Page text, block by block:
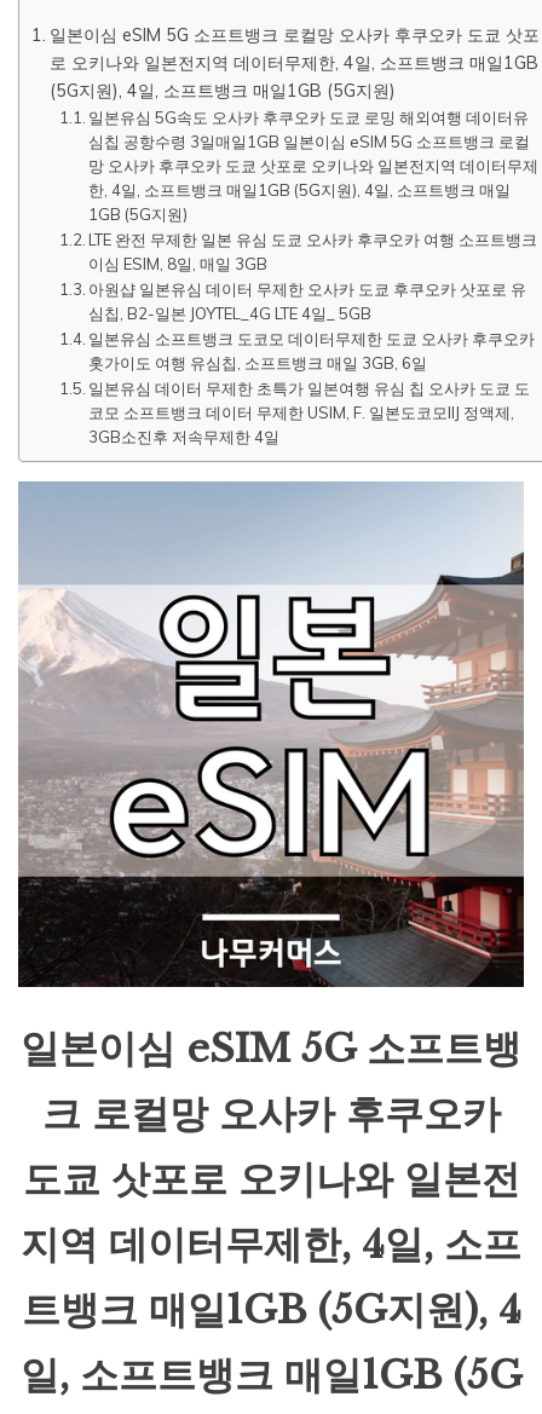
일본이심 eSIM 5G 소프트뱅크 로컬망 오사카 후쿠오카 도쿄 삿포
로 오키나와 일본전지역 데이터무제한, 4일, 소프트뱅크 매일1GB
(5G지원), 4일, 소프트뱅크 매일1GB (5G지원)
일본유심 5G속도 오사카 후쿠오카 도쿄 로밍 해외여행 데이터유
심칩 공항수령 3일매일1GB 일본이심 eSIM 5G 소프트뱅크 로컬
망 오사카 후쿠오카 도쿄 삿포로 오키나와 일본전지역 데이터무제
한, 4일, 소프트뱅크 매일1GB (5G지원), 4일, 소프트뱅크 매일
1GB (5G지원)
LTE 완전 무제한 일본 유심 도쿄 오사카 후쿠오카 여행 소프트뱅크
이심 ESIM, 8일, 매일 3GB
아원샵 일본유심 데이터 무제한 오사카 도쿄 후쿠오카 삿포로 유
심칩, B2-일본 JOYTEL_4G LTE 4일_ 5GB
일본유심 소프트뱅크 도코모 데이터무제한 도쿄 오사카 후쿠오카
홋가이도 여행 유심칩, 소프트뱅크 매일 3GB, 6일
일본유심 데이터 무제한 초특가 일본여행 유심 칩 오사카 도쿄 도
코모 소프트뱅크 데이터 무제한 USIM, F. 일본도코모IIJ 정액제,
3GB소진후 저속무제한 4일
일본이심 eSIM 5G 소프트뱅
크 로컬망 오사카 후쿠오카
도쿄 삿포로 오키나와 일본전
지역 데이터무제한, 4일, 소프
트뱅크 매일1GB (5G지원), 4
일, 소프트뱅크 매일1GB (5G